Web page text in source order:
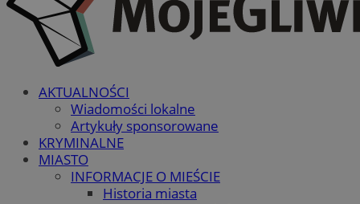
AKTUALNOŚCI
Wiadomości lokalne
Artykuły sponsorowane
KRYMINALNE
MIASTO
INFORMACJE O MIEŚCIE
Historia miasta